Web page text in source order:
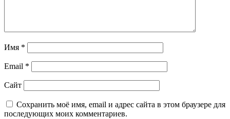
Имя *
Email *
Сайт
Сохранить моё имя, email и адрес сайта в этом браузере для
последующих моих комментариев.